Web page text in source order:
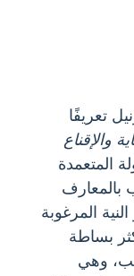
تعريفًا
والإقناع
المتعمدة
بالمعارف
المرغوبة
بساطة
وهي